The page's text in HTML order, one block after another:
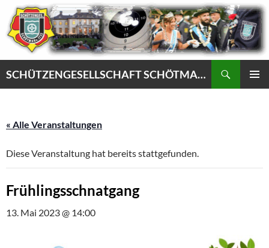
Zum
Inhalt
springen
SCHÜTZENGESELLSCHAFT SCHÖTMAR VON 1732 e.V.
« Alle Veranstaltungen
Diese Veranstaltung hat bereits stattgefunden.
Frühlingsschnatgang
13. Mai 2023 @ 14:00